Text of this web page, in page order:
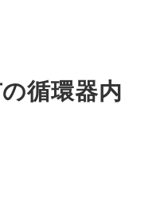
循環器内